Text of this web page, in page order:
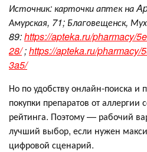
Источник: карточки аптек на
Амурская, 71; Благовещенск,
89:https://apteka.ru/pharmacy/
28/;https://apteka.ru/
3a5/
Но по удобству онлайн-поиска и
покупки препаратов от аллергии
рейтинга. Поэтому — рабочий
лучший выбор, если нужен
цифровой сценарий.